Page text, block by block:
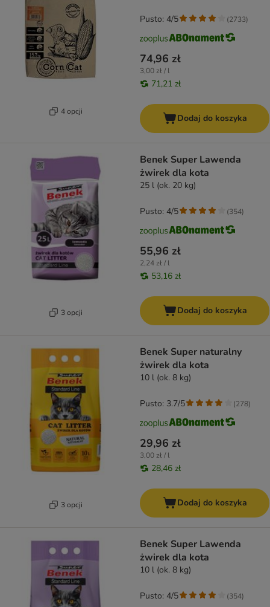
4 opcji
74,96 zł
3,00 zł / l
71,21 zł
Pusto: 4/5 (2733)
Dodaj do koszyka
3 opcji
Benek Super Lawenda
żwirek dla kota
25 l (ok. 20 kg)
55,96 zł
2,24 zł / l
53,16 zł
Pusto: 4/5 (354)
Dodaj do koszyka
3 opcji
Benek Super naturalny
żwirek dla kota
10 l (ok. 8 kg)
29,96 zł
3,00 zł / l
28,46 zł
Pusto: 3.7/5 (278)
Dodaj do koszyka
Benek Super Lawenda
żwirek dla kota
10 l (ok. 8 kg)
Pusto: 4/5 (354)